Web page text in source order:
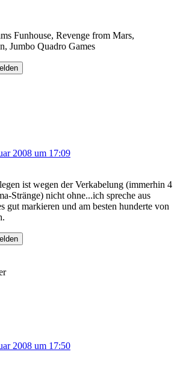
Funhouse, Revenge from Mars,
Jumbo Quadro Games
2008 um 17:09
ist wegen der Verkabelung (immerhin 4
Stränge) nicht ohne...ich spreche aus
gut markieren und am besten hunderte von
2008 um 17:50